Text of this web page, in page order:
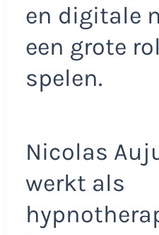
en digitale
een grote
spelen.
Nicolas
werkt als